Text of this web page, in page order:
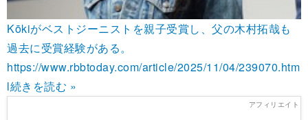
Kōkiがベストジーニストを親子受賞し、父の木村拓哉も
過去に受賞経験がある。
https://www.rbbtoday.com/article/2025/11/04/239070.htm
l続きを読む »